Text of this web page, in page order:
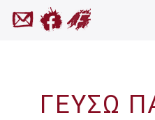
ΓΕΥΣΩ